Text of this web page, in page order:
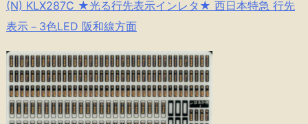
(N) KLX287C ★光る行先表示インレタ★ 西日本特急 行先
表示－3色LED 阪和線方面